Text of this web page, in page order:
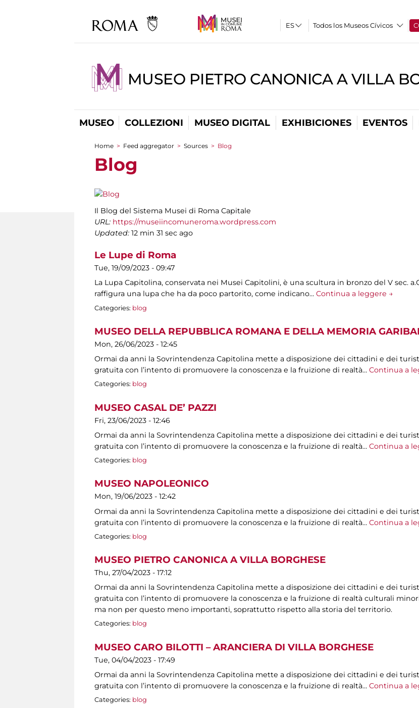
Todos los Museos Cívicos
MUSEO PIETRO CANONICA A VILLA
MUSEO COLLEZIONI MUSEO DIGITAL EXHIBICIONES EVENTOS
You are here
Home > Feed aggregator > Sources > Blog
Blog
Il Blog del Sistema Musei di Roma Capitale
URL: https://museiincomuneroma.wordpress.com
Updated: 12 min 31 sec ago
Le Lupe di Roma
Tue, 19/09/2023 - 09:47
La Lupa Capitolina, conservata nei Musei Capitolini, è una scultura in bronzo del V sec.
raffigura una lupa che ha da poco partorito, come indicano… Continua a leggere →
Categories: blog
MUSEO DELLA REPUBBLICA ROMANA E DELLA MEMORIA
Mon, 26/06/2023 - 12:45
Ormai da anni la Sovrintendenza Capitolina mette a disposizione dei cittadini e dei
gratuita con l’intento di promuovere la conoscenza e la fruizione di realtà… Continua a
Categories: blog
MUSEO CASAL DE’ PAZZI
Fri, 23/06/2023 - 12:46
Ormai da anni la Sovrintendenza Capitolina mette a disposizione dei cittadini e dei
gratuita con l’intento di promuovere la conoscenza e la fruizione di realtà… Continua a
Categories: blog
MUSEO NAPOLEONICO
Mon, 19/06/2023 - 12:42
Ormai da anni la Sovrintendenza Capitolina mette a disposizione dei cittadini e dei
gratuita con l’intento di promuovere la conoscenza e la fruizione di realtà… Continua a
Categories: blog
MUSEO PIETRO CANONICA A VILLA BORGHESE
Thu, 27/04/2023 - 17:12
Ormai da anni la Sovrintendenza Capitolina mette a disposizione dei cittadini e dei
gratuita con l’intento di promuovere la conoscenza e la fruizione di realtà culturali
ma non per questo meno importanti, soprattutto rispetto alla storia del territorio.
Categories: blog
MUSEO CARO BILOTTI – ARANCIERA DI VILLA BORGHESE
Tue, 04/04/2023 - 17:49
Ormai da anni la Sovrintendenza Capitolina mette a disposizione dei cittadini e dei
gratuita con l’intento di promuovere la conoscenza e la fruizione di realtà… Continua a
Categories: blog